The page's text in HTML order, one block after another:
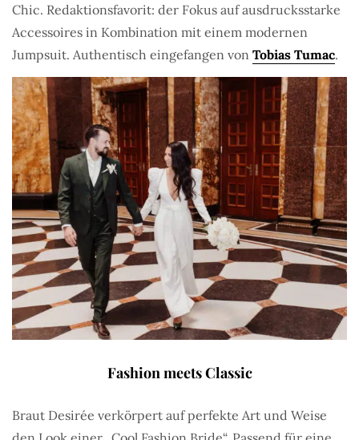
Chic. Redaktionsfavorit: der Fokus auf ausdrucksstarke
Accessoires in Kombination mit einem modernen
Jumpsuit. Authentisch eingefangen von Tobias Tumac.
Fashion meets Classic
Braut Desirée verkörpert auf perfekte Art und Weise